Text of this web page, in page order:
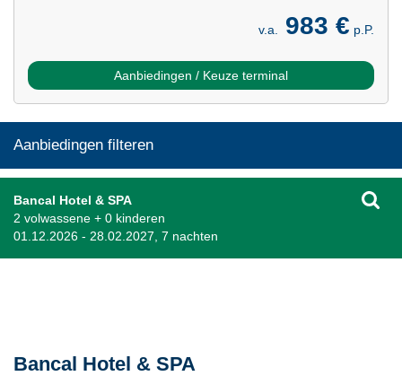
v.a. 983 € p.P.
Aanbiedingen / Keuze terminal
Aanbiedingen filteren
Bancal Hotel & SPA
2 volwassene + 0 kinderen
01.12.2026 - 28.02.2027, 7 nachten
Bancal Hotel & SPA